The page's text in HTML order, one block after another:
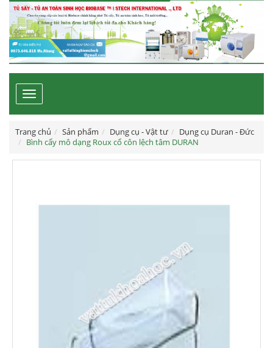
Toggle
navigation
Trang chủ Sản phẩm Dụng cụ - Vật tư
Dụng cụ Duran - Đức
Bình cấy mô dạng Roux cổ côn lệch tâm DURAN